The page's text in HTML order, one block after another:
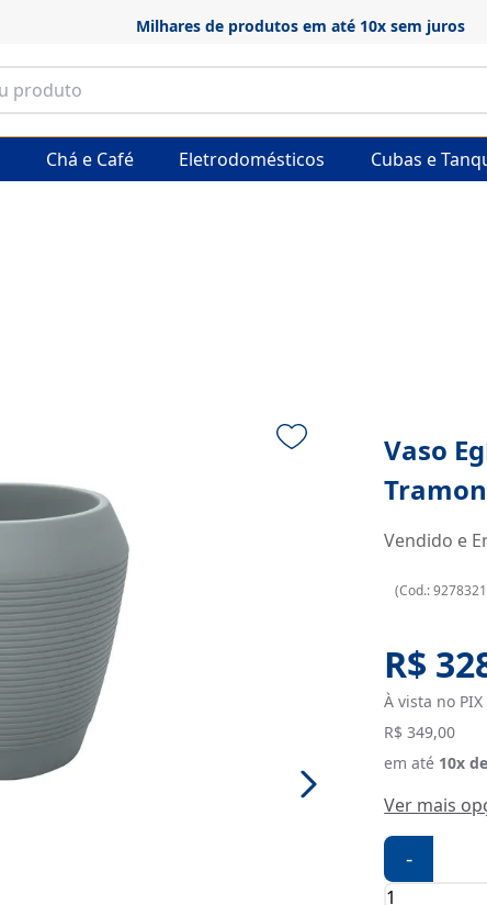
Frete grátis em produtos selecionados
Chá e Café Eletrodomésticos Cubas e
Vaso
Vendido e
(Cod.:
R$
À vista no
R$ 349,00
em até 10x de
Ver mais
-